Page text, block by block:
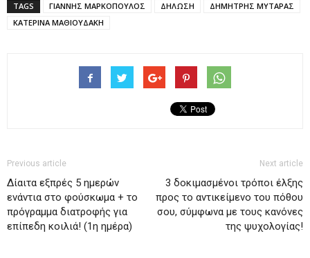
TAGS ΓΙΑΝΝΗΣ ΜΑΡΚΟΠΟΥΛΟΣ ΔΗΛΩΣΗ
ΔΗΜΗΤΡΗΣ ΜΥΤΑΡΑΣ
ΚΑΤΕΡΙΝΑ ΜΑΘΙΟΥΔΑΚΗ
Previous article
Δίαιτα εξπρές 5 ημερών
ενάντια στο φούσκωμα + το
πρόγραμμα διατροφής για
επίπεδη κοιλιά! (1η ημέρα)
Next article
3 δοκιμασμένοι τρόποι έλξης
προς το αντικείμενο του πόθου
σου, σύμφωνα με τους κανόνες
της ψυχολογίας!